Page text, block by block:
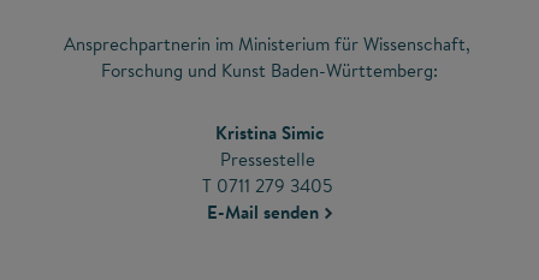
Ansprechpartnerin im Ministerium für Wissenschaft,
Forschung und Kunst Baden-Württemberg:
Kristina Simic
Pressestelle
T 0711 279 3405
E-Mail senden